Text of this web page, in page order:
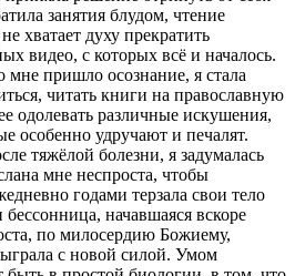
занятия блудом, чтение
хватает духу прекратить
видео, с которых всё и началось.
мне пришло осознание, я стала
читать книги на православную
одолевать различные искушения,
особенно удручают и печалят.
тяжёлой болезни, я задумалась
мне неспроста, чтобы
годами терзала свои тело
начавшаяся вскоре
по милосердию Божиему,
с новой силой. Умом